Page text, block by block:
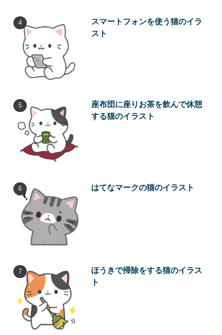
スマートフォンを使う猫のイラ
スト
座布団に座りお茶を飲んで休憩
する猫のイラスト
はてなマークの猫のイラスト
ほうきで掃除をする猫のイラス
ト